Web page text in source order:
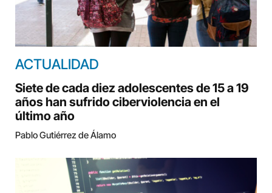
ACTUALIDAD
Siete de cada diez adolescentes de 15 a 19
años han sufrido ciberviolencia en el
último año
Pablo Gutiérrez de Álamo